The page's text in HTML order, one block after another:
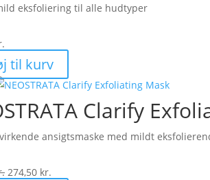
eksfoliering til alle hudtyper
til kurv
Clarify
ansigtsmaske med mildt
Den
274,50 kr.